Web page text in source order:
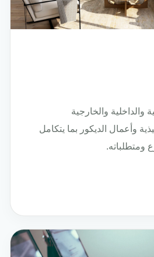
والداخلية والخارجية
وأعمال الديكور بما يتكامل